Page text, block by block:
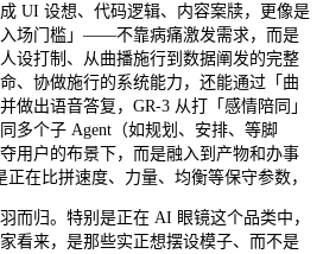
设想、代码逻辑、内容案牍，更像是
场门槛」——不靠病痛激发需求，而是
设打制、从曲播施行到数据阐发的完整
、协做施行的系统能力，还能通过「曲
做出语音答复，GR‑3 从打「感情陪同」
多个子 Agent（如规划、安排、等脚
用户的布景下，而是融入到产物和办事
正在比拼速度、力量、均衡等保守参数，
归。特别是正在 AI 眼镜这个品类中，
看来，是那些实正想摆设模子、而不是